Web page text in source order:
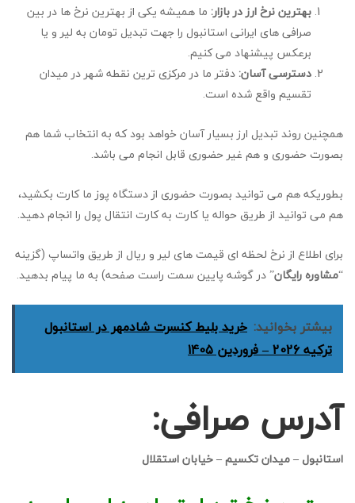
بهترین نرخ ارز در بازار: ما همیشه یکی از بهترین نرخ ها در بین
صرافی های ایرانی استانبول را جهت تبدیل تومان به لیر و یا
برعکس پیشنهاد می کنیم.
دسترسی آسان: دفتر ما در مرکزی ترین نقطه شهر در میدان
تقسیم واقع شده است.
همچنین روند تبدیل ارز بسیار آسان خواهد بود که به انتخاب شما هم
بصورت حضوری و هم غیر حضوری قابل انجام می باشد.
بطوریکه هم می توانید بصورت حضوری از دستگاه پوز ما کارت بکشید،
هم می توانید از طریق حواله یا کارت به کارت انتقال پول را انجام دهید.
برای اطلاع از نرخ لحظه ای قیمت های لیر و ریال از طریق واتساپ (گزینه
“مشاوره رایگان” در گوشه پایین سمت راست صفحه) به ما پیام بدهید.
بیشتر بخوانید: خرید بلیط کنسرت شادمهر در استانبول
ترکیه 2026 – فروردین 1405
آدرس صرافی:
استانبول – میدان تکسیم – خیابان استقلال